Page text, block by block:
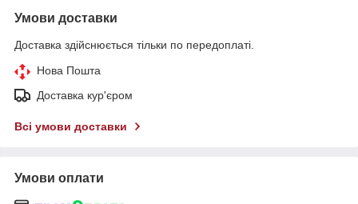
Умови доставки
Доставка здійснюється тільки по передоплаті.
Нова Пошта
Доставка кур'єром
Всі умови доставки
Умови оплати